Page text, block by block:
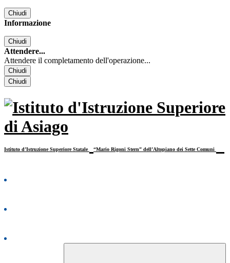
Chiudi
Informazione
Chiudi
Attendere...
Attendere il completamento dell'operazione...
Chiudi
Chiudi
Istituto d’Istruzione Superiore Statale “Mario Rigoni Stern” dell’Altopiano dei Sette Comuni